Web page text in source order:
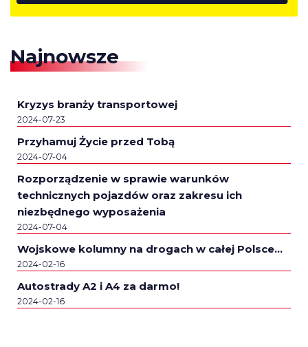
Najnowsze
Kryzys branży transportowej
2024-07-23
Przyhamuj Życie przed Tobą
2024-07-04
Rozporządzenie w sprawie warunków
technicznych pojazdów oraz zakresu ich
niezbędnego wyposażenia
2024-07-04
Wojskowe kolumny na drogach w całej Polsce…
2024-02-16
Autostrady A2 i A4 za darmo!
2024-02-16